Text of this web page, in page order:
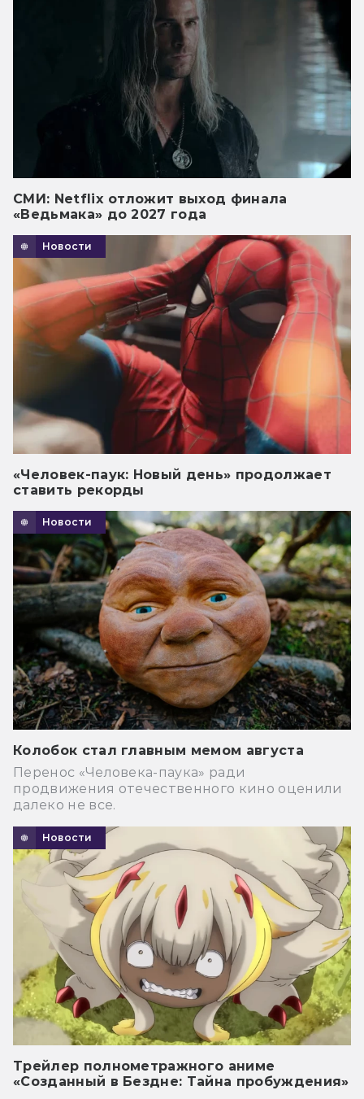
СМИ: Netflix отложит выход финала
«Ведьмака» до 2027 года
Новости
«Человек-паук: Новый день» продолжает
ставить рекорды
Новости
Колобок стал главным мемом августа
Перенос «Человека-паука» ради
продвижения отечественного кино оценили
далеко не все.
Новости
Трейлер полнометражного аниме
«Созданный в Бездне: Тайна пробуждения»